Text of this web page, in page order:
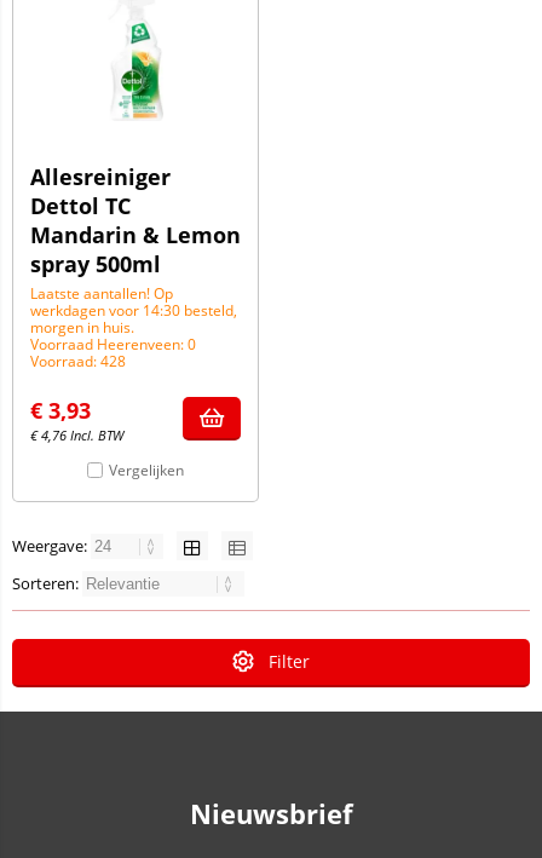
Allesreiniger
Dettol TC
Mandarin & Lemon
spray 500ml
Laatste aantallen! Op
werkdagen voor 14:30 besteld,
morgen in huis.
Voorraad Heerenveen: 0
Voorraad: 428
€ 3,93
€4,76 Incl. BTW
Vergelijken
Weergave:
Sorteren:
Filter
Nieuwsbrief